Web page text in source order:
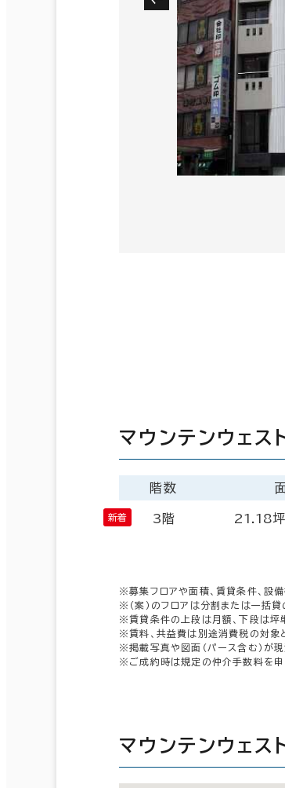
マウンテンウェス
階数
3階 21.18坪
※募集フロアや面積、賃貸条件、設
※（案）のフロアは分割または一括貸
※賃貸条件の上段は月額、下段は坪
※賃料、共益費は別途消費税の対象
※掲載写真や図面（パース含む）が
※ご成約時は規定の仲介手数料を申
マウンテンウェス